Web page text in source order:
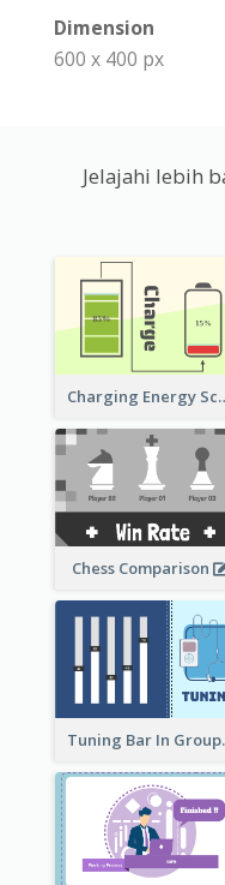
Dimension
600 x 400 px
Jelajahi lebih
Charging
Chess Comparison